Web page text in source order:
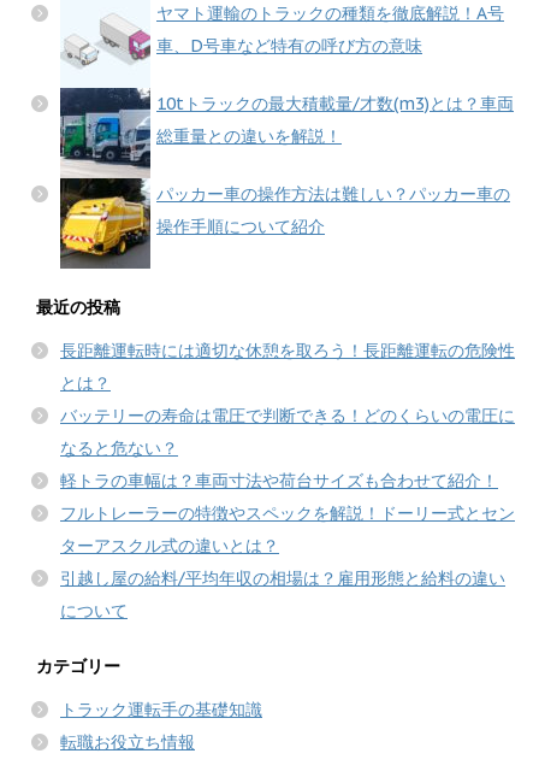
ヤマト運輸のトラックの種類を徹底解説！A号
車、D号車など特有の呼び方の意味
10tトラックの最大積載量/才数(m3)とは？車両
総重量との違いを解説！
パッカー車の操作方法は難しい？パッカー車の
操作手順について紹介
最近の投稿
長距離運転時には適切な休憩を取ろう！長距離運転の危険性
とは？
バッテリーの寿命は電圧で判断できる！どのくらいの電圧に
なると危ない？
軽トラの車幅は？車両寸法や荷台サイズも合わせて紹介！
フルトレーラーの特徴やスペックを解説！ドーリー式とセン
ターアスクル式の違いとは？
引越し屋の給料/平均年収の相場は？雇用形態と給料の違い
について
カテゴリー
トラック運転手の基礎知識
転職お役立ち情報